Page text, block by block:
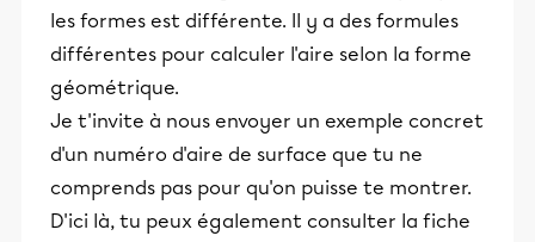
les formes est différente. Il y a des formules
différentes pour calculer l'aire selon la forme
géométrique.
Je t'invite à nous envoyer un exemple concret
d'un numéro d'aire de surface que tu ne
comprends pas pour qu'on puisse te montrer.
D'ici là, tu peux également consulter la fiche